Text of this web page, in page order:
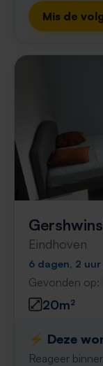
Mis de
Eindhoven
6 dagen, 2
Gevonden op:
20m²
⚡️ Deze
Reageer